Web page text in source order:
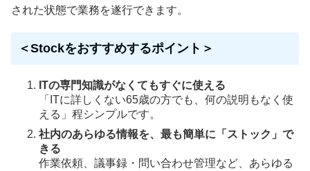
された状態で業務を遂行できます。
＜Stockをおすすめするポイント＞
ITの専門知識がなくてもすぐに使える
「ITに詳しくない65歳の方でも、何の説明もなく使
える」程シンプルです。
社内のあらゆる情報を、最も簡単に「ストック」で
きる
作業依頼、議事録・問い合わせ管理など、あらゆる